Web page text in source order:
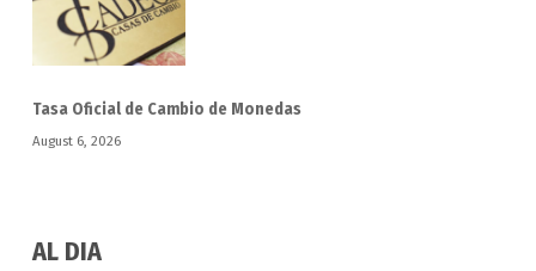
Tasa Oficial de Cambio de Monedas
August 6, 2026
AL DIA